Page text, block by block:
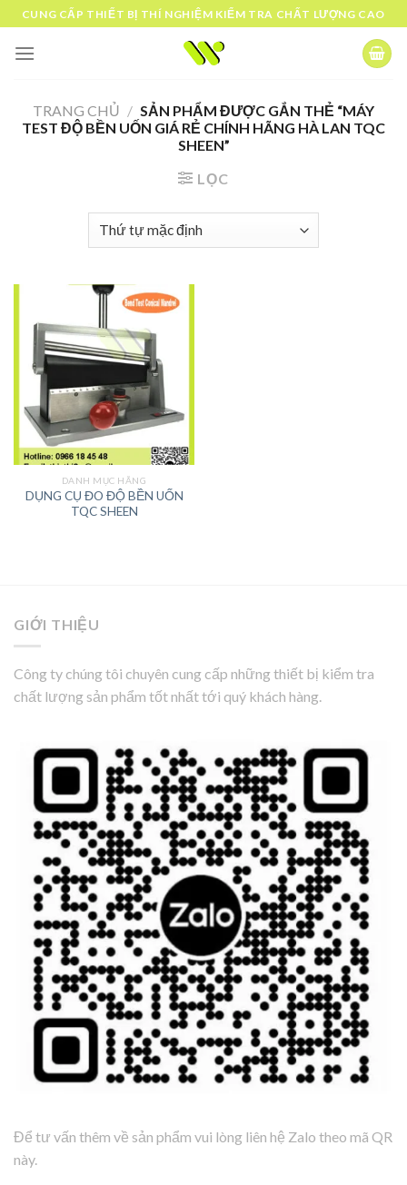
Skip
to
content
CUNG CẤP THIẾT BỊ THÍ NGHIỆM KIỂM TRA CHẤT LƯỢNG CAO
TRANG CHỦ / SẢN PHẨM ĐƯỢC GẮN THẺ “MÁY
TEST ĐỘ BỀN UỐN GIÁ RẺ CHÍNH HÃNG HÀ LAN TQC
SHEEN”
LỌC
DANH MỤC HÃNG
DỤNG CỤ ĐO ĐỘ BỀN UỐN
TQC SHEEN
GIỚI THIỆU
Công ty chúng tôi chuyên cung cấp những thiết bị kiểm tra
chất lượng sản phẩm tốt nhất tới quý khách hàng.
Để tư vấn thêm về sản phẩm vui lòng liên hệ Zalo theo mã QR
này.